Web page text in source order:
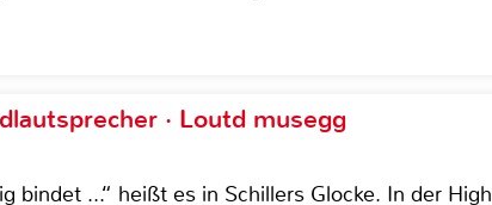
· Loutd musegg
bindet ...“ heißt es in Schillers Glocke. In der High